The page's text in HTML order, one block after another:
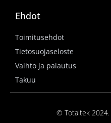
Ehdot
Toimitusehdot
Tietosuojaseloste
Vaihto ja palautus
Takuu
© Totaltek 2024.